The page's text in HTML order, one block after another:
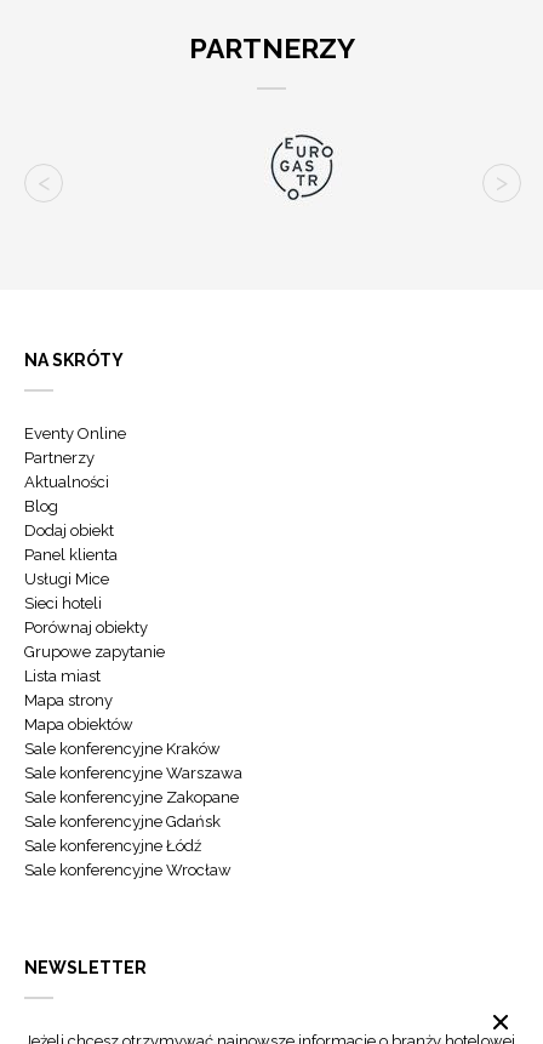
PARTNERZY
NA SKRÓTY
Eventy Online
Partnerzy
Aktualności
Blog
Dodaj obiekt
Panel klienta
Usługi Mice
Sieci hoteli
Porównaj obiekty
Grupowe zapytanie
Lista miast
Mapa strony
Mapa obiektów
Sale konferencyjne Kraków
Sale konferencyjne Warszawa
Sale konferencyjne Zakopane
Sale konferencyjne Gdańsk
Sale konferencyjne Łódź
Sale konferencyjne Wrocław
NEWSLETTER